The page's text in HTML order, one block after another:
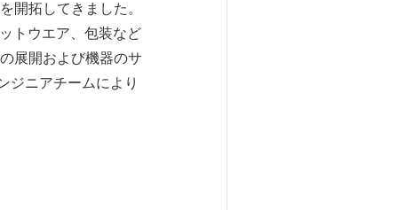
開拓してきました。
トウエア、包装など
展開および機器のサ
ジニアチームにより